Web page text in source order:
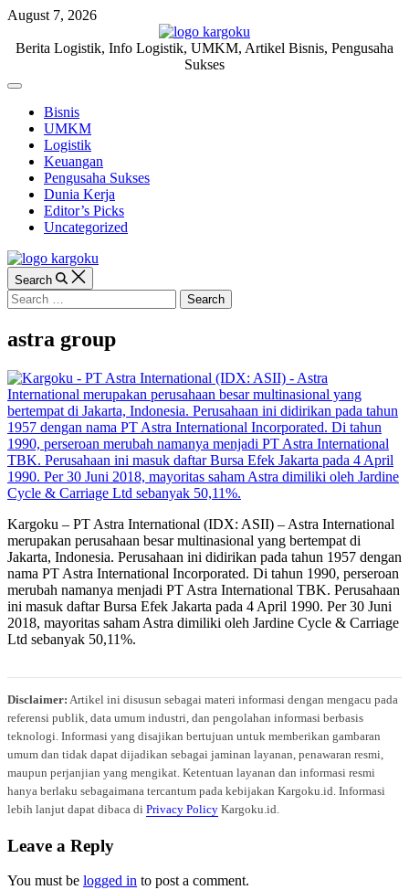
Skip
content
August 7, 2026
KARGOKU.ID
Berita Logistik, Info Logistik, UMKM, Artikel Bisnis, Pengusaha
Sukses
Off
CanvasBisnis
UMKM
Logistik
Keuangan
Pengusaha Sukses
Dunia Kerja
Editor’s Picks
Uncategorized
Search
Search
for:
astra group
Kargoku – PT Astra International (IDX: ASII) – Astra International
merupakan perusahaan besar multinasional yang bertempat di
Jakarta, Indonesia. Perusahaan ini didirikan pada tahun 1957 dengan
nama PT Astra International Incorporated. Di tahun 1990, perseroan
merubah namanya menjadi PT Astra International TBK. Perusahaan
ini masuk daftar Bursa Efek Jakarta pada 4 April 1990. Per 30 Juni
2018, mayoritas saham Astra dimiliki oleh Jardine Cycle & Carriage
Ltd sebanyak 50,11%.
Disclaimer: Artikel ini disusun sebagai materi informasi dengan mengacu pada
referensi publik, data umum industri, dan pengolahan informasi berbasis
teknologi. Informasi yang disajikan bertujuan untuk memberikan gambaran
umum dan tidak dapat dijadikan sebagai jaminan layanan, penawaran resmi,
maupun perjanjian yang mengikat. Ketentuan layanan dan informasi resmi
hanya berlaku sebagaimana tercantum pada kebijakan Kargoku.id. Informasi
lebih lanjut dapat dibaca di Privacy Policy Kargoku.id.
Leave a Reply
You must be logged in to post a comment.